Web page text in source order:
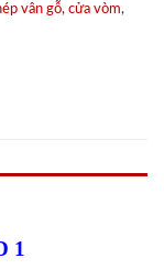
vân gỗ, cửa vòm,
1